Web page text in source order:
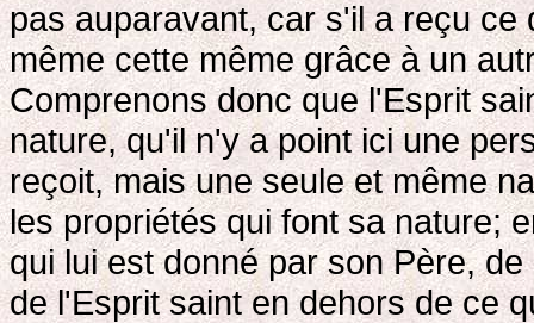
pas auparavant, car s'il a reçu
même cette même grâce à un
Comprenons donc que l'Esprit
nature, qu'il n'y a point ici une
reçoit, mais une seule et même
les propriétés qui font sa nature;
qui lui est donné par son Père,
de l'Esprit saint en dehors de ce